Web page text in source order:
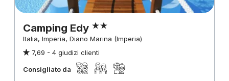
Camping Edy
Italia, Imperia, Diano Marina (Imperia)
7,69 - 4 giudizi clienti
Consigliato da